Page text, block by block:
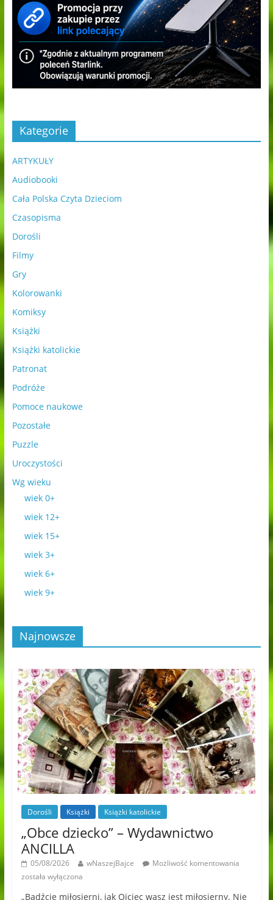
Kategorie
ARTYKUŁY
Audiobooki
Cała Polska Czyta Dzieciom
Czasopisma
Dorośli
Filmy
Gry
Kolorowanki
Komiksy
Książki
Książki katolickie
Patronat
Podróże
Pomoce naukowe
Pozostałe
Puzzle
Uroczystości
Wg wieku
wiek 0+
wiek 12+
wiek 15+
wiek 3+
wiek 6+
wiek 9+
Najnowsze
Dorośli Książki Książki katolickie
„Obce dziecko” – Wydawnictwo
ANCILLA
05/08/2026 wNaszejBajce
Możliwość komentowania
została wyłączona
„Bądźcie miłosierni, jak Ojciec wasz jest miłosierny. Nie